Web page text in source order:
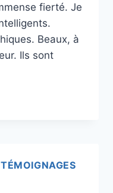
fierté. Je
Beaux, à
Ils sont
TÉMOIGNAGES